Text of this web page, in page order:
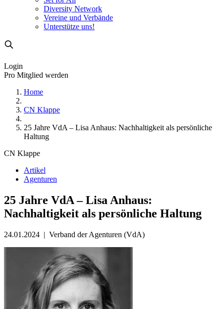
Diversity Network
Vereine und Verbände
Unterstütze uns!
Login
Pro Mitglied werden
Home
CN Klappe
25 Jahre VdA – Lisa Anhaus: Nachhaltigkeit als persönliche
Haltung
CN Klappe
Artikel
Agenturen
25 Jahre VdA – Lisa Anhaus:
Nachhaltigkeit als persönliche Haltung
24.01.2024 | Verband der Agenturen (VdA)